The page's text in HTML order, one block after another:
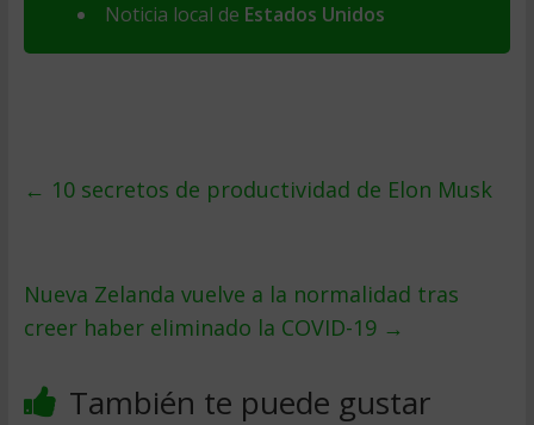
Noticia local de Estados Unidos
← 10 secretos de productividad de Elon Musk
Nueva Zelanda vuelve a la normalidad tras
creer haber eliminado la COVID-19 →
También te puede gustar